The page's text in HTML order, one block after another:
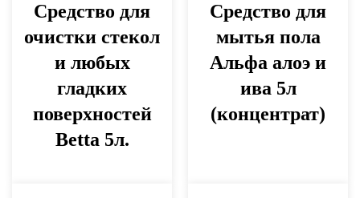
Средство для
очистки стекол
и любых
гладких
поверхностей
Betta 5л.
Средство для
мытья пола
Альфа алоэ и
ива 5л
(концентрат)